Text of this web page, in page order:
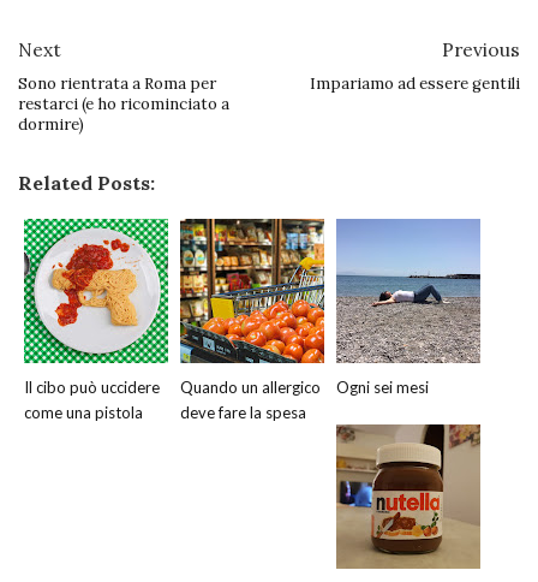
Next
Sono rientrata a Roma per
restarci (e ho ricominciato a
dormire)
Previous
Impariamo ad essere gentili
Related Posts:
Il cibo può uccidere
come una pistola
Quando un allergico
deve fare la spesa
Ogni sei mesi